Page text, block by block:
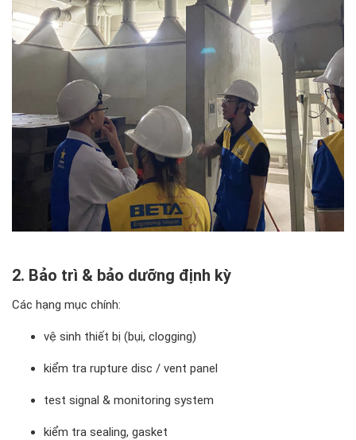
2. Bảo trì & bảo dưỡng định kỳ
Các hạng mục chính:
vệ sinh thiết bị (bụi, clogging)
kiểm tra rupture disc / vent panel
test signal & monitoring system
kiểm tra sealing, gasket